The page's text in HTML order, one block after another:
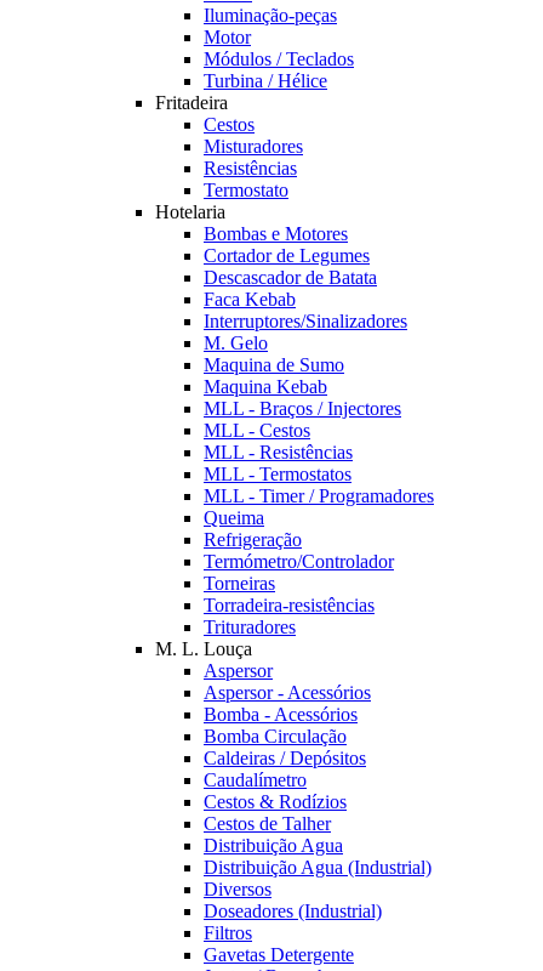
Iluminação-peças
Motor
Módulos / Teclados
Turbina / Hélice
Fritadeira
Cestos
Misturadores
Resistências
Termostato
Hotelaria
Bombas e Motores
Cortador de Legumes
Descascador de Batata
Faca Kebab
Interruptores/Sinalizadores
M. Gelo
Maquina de Sumo
Maquina Kebab
MLL - Braços / Injectores
MLL - Cestos
MLL - Resistências
MLL - Termostatos
MLL - Timer / Programadores
Queima
Refrigeração
Termómetro/Controlador
Torneiras
Torradeira-resistências
Trituradores
M. L. Louça
Aspersor
Aspersor - Acessórios
Bomba - Acessórios
Bomba Circulação
Caldeiras / Depósitos
Caudalímetro
Cestos & Rodízios
Cestos de Talher
Distribuição Agua
Distribuição Agua (Industrial)
Diversos
Doseadores (Industrial)
Filtros
Gavetas Detergente